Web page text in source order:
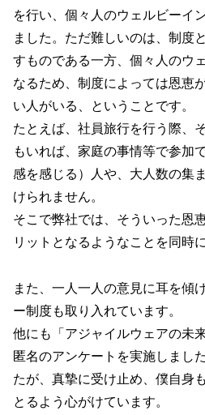
を行い、個々人のウェルビーイ
ました。ただ難しいのは、制度
すものである一方、個々人のウ
なるため、制度によっては恩恵
い人がいる、ということです。
たとえば、社員旅行を行う際、
もいれば、家庭の事情等で参加
感を感じる）人や、大人数の集
けられません。
そこで弊社では、そういった恩
リットとなるようなことを同時
また、一人一人の意見に耳を傾
ー制度も取り入れています。
他にも「アジャイルウェアの未
匿名のアンケートを実施しまし
たが、真摯に受け止め、僕自身
とるよう心がけています。